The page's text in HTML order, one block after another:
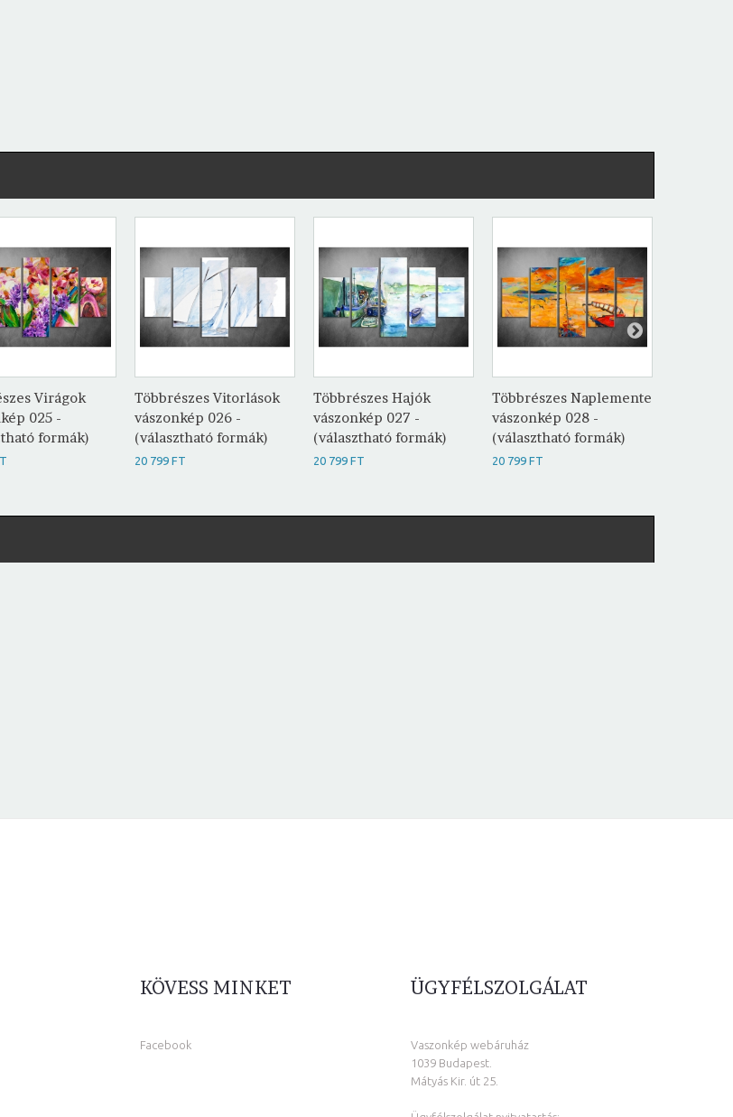
Virágok
025 -
formák)
Többrészes Vitorlások
vászonkép 026 -
(választható formák)
20 799 FT
Többrészes Hajók
vászonkép 027 -
(választható formák)
20 799 FT
Többrészes Naplemente
vászonkép 028 -
(választható formák)
20 799 FT
KÖVESS MINKET
Facebook
ÜGYFÉLSZOLGÁLAT
Vaszonkép webáruház
1039 Budapest.
Mátyás Kir. út 25.